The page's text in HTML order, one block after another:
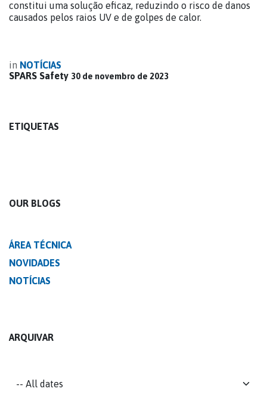
constitui uma solução eficaz, reduzindo o risco de danos
causados pelos raios UV e de golpes de calor.
in NOTÍCIAS
SPARS Safety 30 de novembro de 2023
ETIQUETAS
OUR BLOGS
ÁREA TÉCNICA
NOVIDADES
NOTÍCIAS
ARQUIVAR